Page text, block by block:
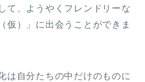
て、ようやくフレンドリーな
仮）」に出会うことができま
は自分たちの中だけのものに